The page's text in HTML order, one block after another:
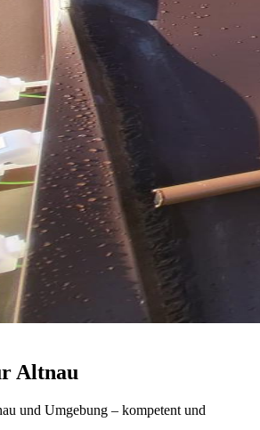
Altnau
Altnau
und Umgebung – kompetent und